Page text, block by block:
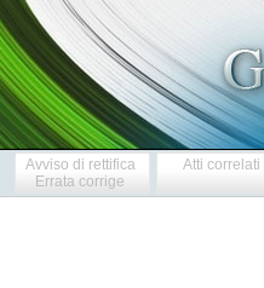
Avviso di rettifica
Errata corrige
Atti correlati